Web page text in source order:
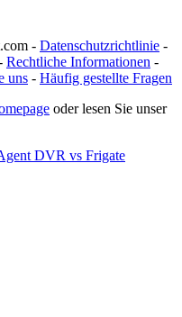
- Datenschutzrichtlinie -
Rechtliche Informationen -
uns - Häufig gestellte Fragen
oder lesen Sie unser
DVR vs Frigate